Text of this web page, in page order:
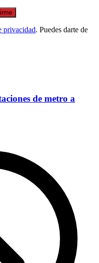
privacidad. Puedes darte de
de metro a